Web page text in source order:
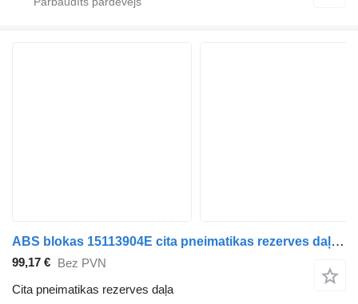
ABS blokas 15113904E cita pneimatikas rezerves daļa paredzēts Renault MASTER II Minibus / passenger (JD) mikroautobusa
99,17 € Bez PVN
Cita pneimatikas rezerves daļa